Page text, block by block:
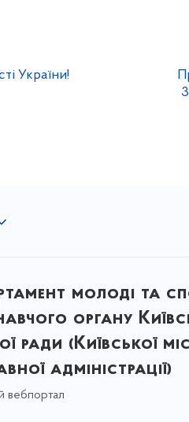
України!
молоді та
органу
ради (Київської
адміністрації)
вебпортал